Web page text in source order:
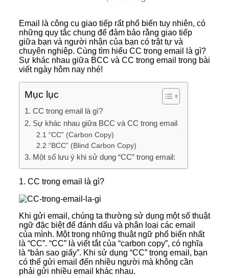
Email là công cụ giao tiếp rất phổ biến tuy nhiên, có
những quy tắc chung để đảm bảo rằng giao tiếp
giữa bạn và người nhận của bạn có trật tự và
chuyên nghiệp. Cùng tìm hiểu CC trong email là gì?
Sự khác nhau giữa BCC và CC trong email trong bài
viết ngày hôm nay nhé!
Mục lục
1. CC trong email là gì?
2. Sự khác nhau giữa BCC và CC trong email
2.1 “CC” (Carbon Copy)
2.2 “BCC” (Blind Carbon Copy)
3. Một số lưu ý khi sử dụng “CC” trong email:
1. CC trong email là gì?
Khi gửi email, chúng ta thường sử dụng một số thuật
ngữ đặc biệt để đánh dấu và phân loại các email
của mình. Một trong những thuật ngữ phổ biến nhất
là “CC”. “CC” là viết tắt của “carbon copy”, có nghĩa
là “bản sao giấy”. Khi sử dụng “CC” trong email, bạn
có thể gửi email đến nhiều người mà không cần
phải gửi nhiều email khác nhau.